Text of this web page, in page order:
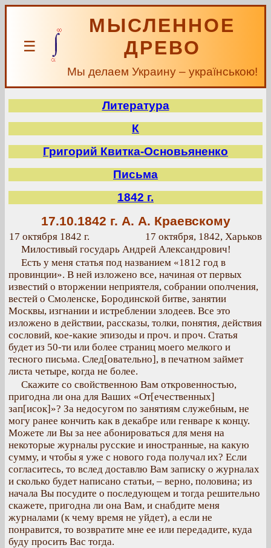
☰
МЫСЛЕННОЕ
ДРЕВО
Мы делаем Украину – українською!
Литература
К
Григорий Квитка-Основьяненко
Письма
1842 г.
17.10.1842 г. А. А. Краевскому
17 октября 1842 г.
17 октября, 1842, Харьков
Милостивый государь Андрей Александрович!
Есть у меня статья под названием «1812 год в
провинции». В ней изложено все, начиная от первых
известий о вторжении неприятеля, собрании ополчения,
вестей о Смоленске, Бородинской битве, занятии
Москвы, изгнании и истреблении злодеев. Все это
изложено в действии, рассказы, толки, понятия, действия
сословий, кое-какие эпизоды и проч. и проч. Статья
будет из 50-ти или более страниц моего мелкого и
тесного письма. След[овательно], в печатном займет
листа четыре, когда не более.
Скажите со свойственною Вам откровенностью,
пригодна ли она для Ваших «От[ечественных]
зап[исок]»? За недосугом по занятиям служебным, не
могу ранее кончить как в декабре или генваре к концу.
Можете ли Вы за нее абонироваться для меня на
некоторые журналы русские и иностранные, на какую
сумму, и чтобы я уже с нового года получал их? Если
согласитесь, то вслед доставлю Вам записку о журналах
и сколько будет написано статьи, – верно, половина; из
начала Вы посудите о последующем и тогда решительно
скажете, пригодна ли она Вам, и снабдите меня
журналами (к чему время не уйдет), а если не
понравится, то возвратите мне ее или передадите, куда
буду просить Вас тогда.